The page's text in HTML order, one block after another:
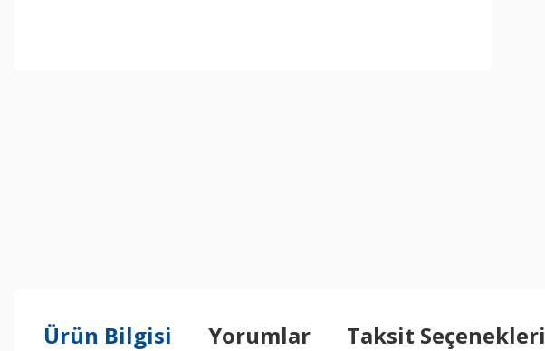
Ürün Bilgisi Yorumlar Taksit Seçenekleri